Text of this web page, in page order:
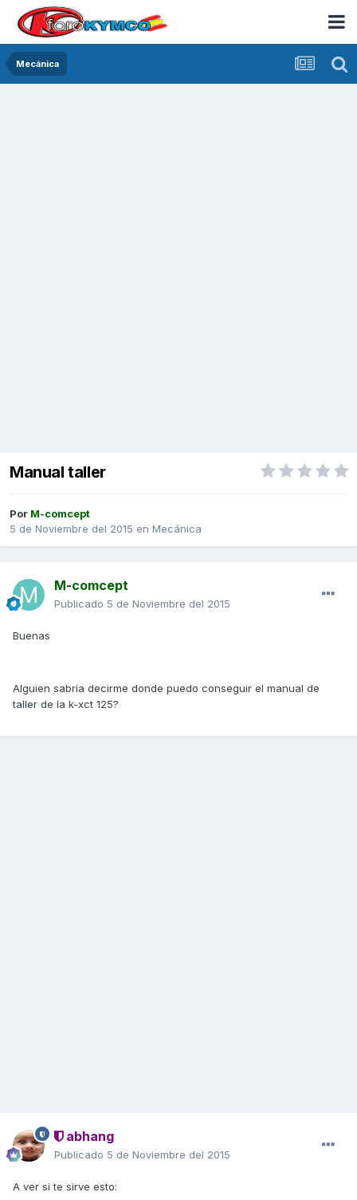
Mecánica
Manual taller
Por M-comcept
5 de Noviembre del 2015 en Mecánica
M-comcept
Publicado 5 de Noviembre del 2015
Buenas
Alguien sabria decirme donde puedo conseguir el manual de
taller de la k-xct 125?
abhang
Publicado 5 de Noviembre del 2015
A ver si te sirve esto: